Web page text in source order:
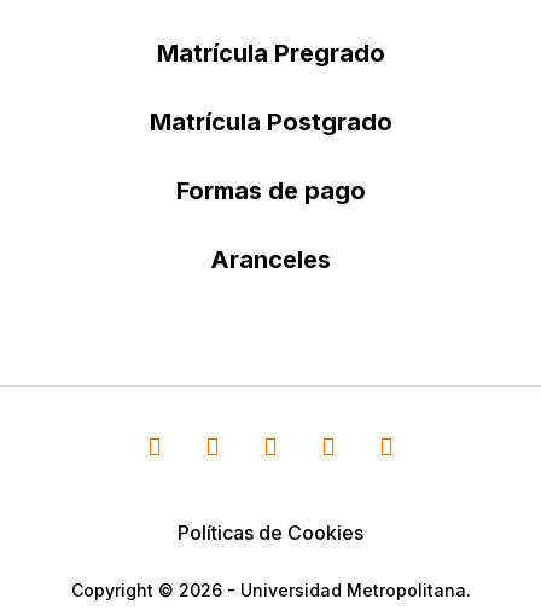
Matrícula Pregrado
Matrícula Postgrado
Formas de pago
Aranceles
Políticas de Cookies
Copyright © 2026 - Universidad Metropolitana.